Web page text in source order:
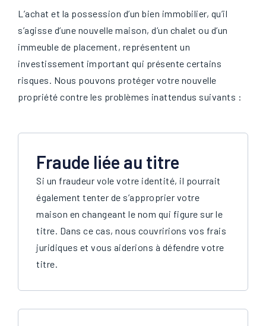
L’achat et la possession d’un bien immobilier, qu’il
s’agisse d’une nouvelle maison, d’un chalet ou d’un
immeuble de placement, représentent un
investissement important qui présente certains
risques. Nous pouvons protéger votre nouvelle
propriété contre les problèmes inattendus suivants :
Fraude liée au titre
Si un fraudeur vole votre identité, il pourrait
également tenter de s’approprier votre
maison en changeant le nom qui figure sur le
titre. Dans ce cas, nous couvririons vos frais
juridiques et vous aiderions à défendre votre
titre.